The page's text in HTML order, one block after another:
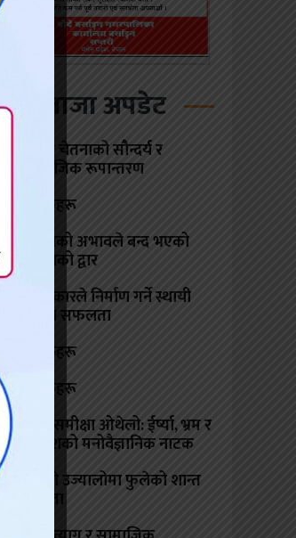
ताजा अपडेट
मानव चेतनाको सौन्दर्य र
सामाजिक रूपान्तरण
हाइकुहरू
नम्रताको अभावले बन्द भएको
चेतनाको द्वार
सुसंस्कारले निर्माण गर्ने स्थायी
जीवन सफलता
हाइकुहरू
हाइकुहरू
कृति समीक्षा ओथेलो: ईर्ष्या, भ्रम र
विनाशको मनोवैज्ञानिक नाटक
मनको उज्यालोमा फुलेको शान्त
सभ्यता